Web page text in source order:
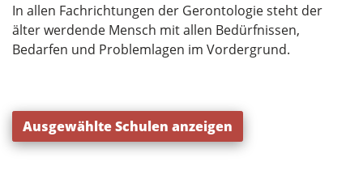
In allen Fachrichtungen der Gerontologie steht der
älter werdende Mensch mit allen Bedürfnissen,
Bedarfen und Problemlagen im Vordergrund.
Ausgewählte Schulen anzeigen